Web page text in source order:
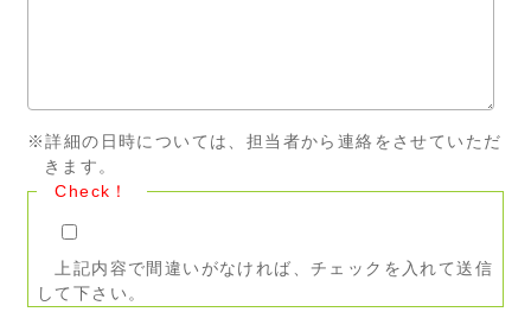
※詳細の日時については、担当者から連絡をさせていただ
きます。
Check！
上記内容で間違いがなければ、チェックを入れて送信
して下さい。